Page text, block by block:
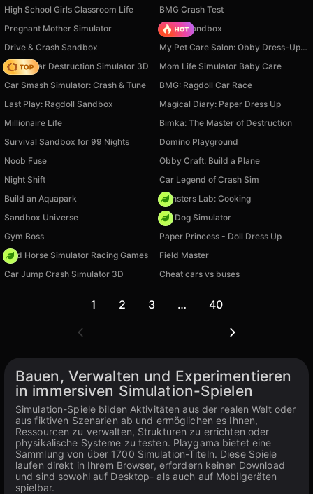
High School Girls Classroom Life
BMG Crash Test
Pregnant Mother Simulator
Melon Sandbox
Drive & Crash Sandbox
My Pet Care Salon: Obby Dress-Up 3D
Online Car Destruction Simulator 3D
Mom Life Simulator Baby Care
Car Smash Simulator: Crash & Tune
BMG: Ragdoll Car Race
Last Play: Ragdoll Sandbox
Magical Diary: Paper Dress Up
Millionaire Life
Bimka: The Master of Destruction
Survival Sandbox for 99 Nights
Domino Playground
Noob Fuse
Obby Craft: Build a Plane
Night Shift
Car Legend of Crash Sim
Build an Aquapark
Monsters Lab: Cooking
Sandbox Universe
Pet Dog Simulator
Gym Boss
Paper Princess - Doll Dress Up
Wild Horse Simulator Racing Games
Field Master
Car Jump Crash Simulator 3D
Cheat cars vs buses
1 2 3 … 40
Bauen, Verwalten und Experimentieren
in immersiven Simulation-Spielen
Simulation-Spiele bilden Aktivitäten aus der realen Welt oder
aus fiktiven Szenarien ab und ermöglichen es Ihnen,
Ressourcen zu verwalten, Strukturen zu errichten oder
physikalische Systeme zu testen. Playgama bietet eine
Sammlung von über 1700 Simulation-Titeln. Diese Spiele
laufen direkt in Ihrem Browser, erfordern keinen Download
und sind sowohl auf Desktop- als auch auf Mobilgeräten
spielbar.